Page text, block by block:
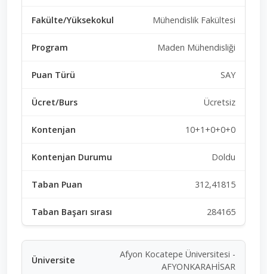
Mühendislik Fakültesi
Maden Mühendisliği
SAY
Ücretsiz
10+1+0+0+0
Doldu
312,41815
284165
Afyon Kocatepe Üniversitesi -
AFYONKARAHİSAR